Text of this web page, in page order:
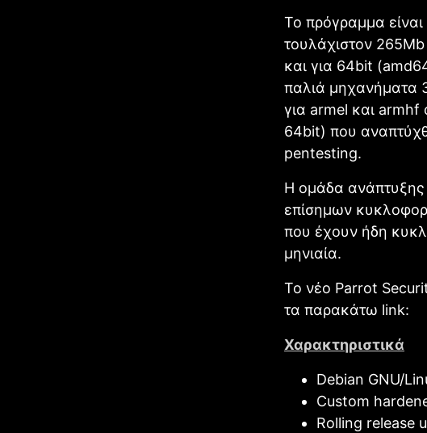
Το πρόγραμμα
τουλάχιστον
και για 64bit
παλιά μηχανήματα
για armel και armhf
64bit) που
pentesting.
Η ομάδα ανάπτυξης
επίσημων
που έχουν ήδη
μηνιαία.
Το νέο Parrot
τα παρακάτω link:
Χαρακτηριστικά
Debian GNU/
Custom
Rolling release